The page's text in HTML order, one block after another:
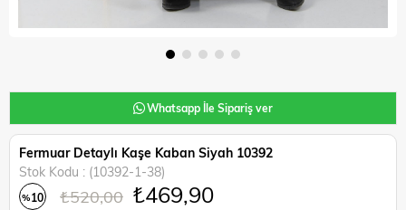
Whatsapp İle Sipariş ver
Fermuar Detaylı Kaşe Kaban Siyah 10392
Stok Kodu
(10392-1-38)
%10 ₺520,00 ₺469,90